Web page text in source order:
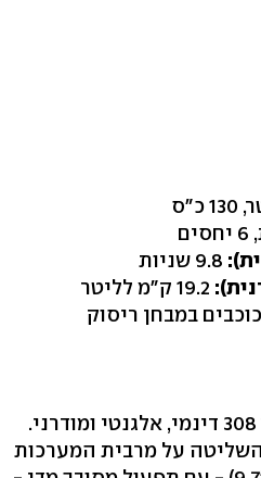
העיצוב החיצוני של פיז'ו 308 דינמי, אלגנטי ומודרני.
על מרבית המערכות